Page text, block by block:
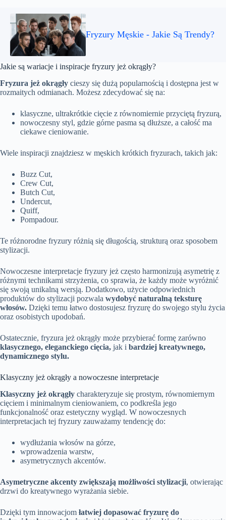
Fryzury Męskie - Jakie Są Trendy?
Jakie są wariacje i inspiracje fryzury jeż okrągły?
Fryzura jeż okrągły cieszy się dużą popularnością i dostępna jest w
rozmaitych odmianach. Możesz zdecydować się na:
klasyczne, ultrakrótkie cięcie z równomiernie przyciętą fryzurą,
nowoczesny styl, gdzie górne pasma są dłuższe, a całość ma
ciekawe cieniowanie.
Wiele inspiracji znajdziesz w męskich krótkich fryzurach, takich jak:
Buzz Cut,
Crew Cut,
Butch Cut,
Undercut,
Quiff,
Pompadour.
Te różnorodne fryzury różnią się długością, strukturą oraz sposobem
stylizacji.
Nowoczesne interpretacje fryzury jeż często harmonizują asymetrię z
różnymi technikami strzyżenia, co sprawia, że każdy może wyróżnić
się swoją unikalną wersją. Dodatkowo, użycie odpowiednich
produktów do stylizacji pozwala wydobyć naturalną teksturę
włosów. Dzięki temu łatwo dostosujesz fryzurę do swojego stylu życia
oraz osobistych upodobań.
Ostatecznie, fryzura jeż okrągły może przybierać formę zarówno
klasycznego, eleganckiego cięcia, jak i bardziej kreatywnego,
dynamicznego stylu.
Klasyczny jeż okrągły a nowoczesne interpretacje
Klasyczny jeż okrągły charakteryzuje się prostym, równomiernym
cięciem i minimalnym cieniowaniem, co podkreśla jego
funkcjonalność oraz estetyczny wygląd. W nowoczesnych
interpretacjach tej fryzury zauważamy tendencję do:
wydłużania włosów na górze,
wprowadzenia warstw,
asymetrycznych akcentów.
Asymetryczne akcenty zwiększają możliwości stylizacji, otwierając
drzwi do kreatywnego wyrażania siebie.
Dzięki tym innowacjom łatwiej dopasować fryzurę do